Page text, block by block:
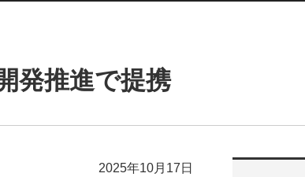
発推進で提携
2025年10月17日